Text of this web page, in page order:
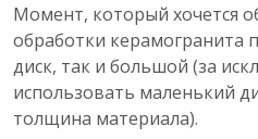
Момент, который хочется
обработки керамогранита
диск, так и большой (за
использовать маленький
толщина материала).